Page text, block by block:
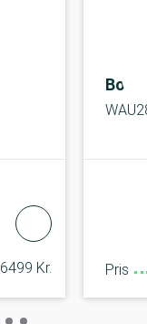
6499 Kr. Pris